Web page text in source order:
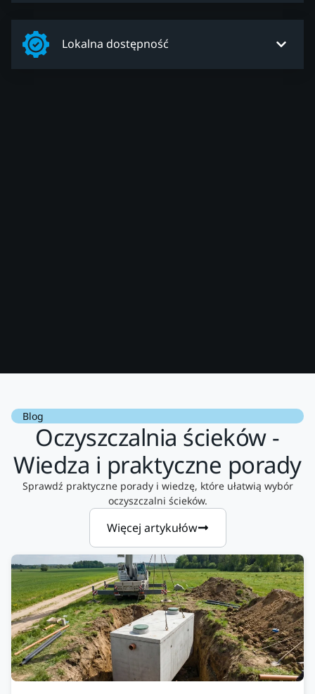
Lokalna dostępność
Blog
Oczyszczalnia ścieków -
Wiedza i praktyczne porady
Sprawdź praktyczne porady i wiedzę, które ułatwią wybór
oczyszczalni ścieków.
Więcej artykułów